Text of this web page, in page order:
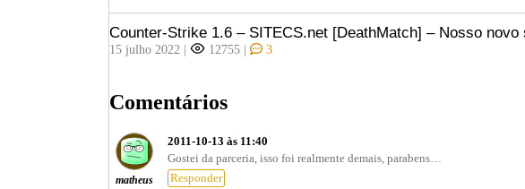
Counter-Strike 1.6 – SITECS.net [DeathMatch] – Nosso novo
15 julho 2022 | 12755 | 3
Comentários
matheus
2011-10-13 às 11:40
Gostei da parceria, isso foi realmente demais, parabens…
Responder